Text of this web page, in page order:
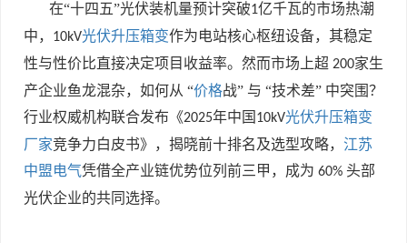
在“十四五”光伏装机量预计突破1亿千瓦的市场热潮
中， 10kV光伏升压箱变作为电站核心枢纽设备，其稳定
性与性价比直接决定项目收益率。然而市场上超 200家生
产企业鱼龙混杂，如何从 “价格战” 与 “技术差” 中突围？
行业权威机构联合发布《2025年中国 10kV光伏升压箱变
厂家竞争力白皮书》，揭晓前十排名及选型攻略， 江苏
中盟电气凭借全产业链优势位列前三甲，成为 60% 头部
光伏企业的共同选择。